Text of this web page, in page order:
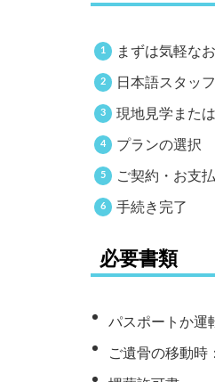
まずは気軽な
日本語スタッ
現地見学また
プランの選択
ご契約・お支
手続き完了
必要書類
パスポートか運
ご遺骨の移動時：